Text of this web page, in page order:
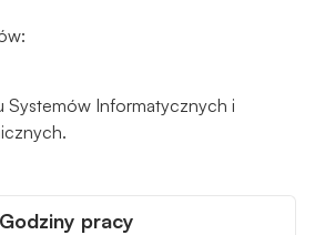
Systemów Informatycznych i
Godziny pracy